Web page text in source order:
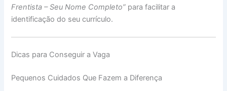
Frentista – Seu Nome Completo” para facilitar a
identificação do seu currículo.
Dicas para Conseguir a Vaga
Pequenos Cuidados Que Fazem a Diferença